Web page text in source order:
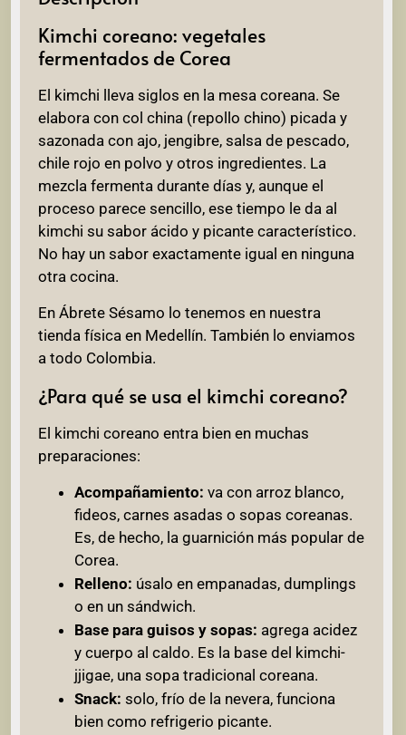
Kimchi coreano: vegetales
fermentados de Corea
El kimchi lleva siglos en la mesa coreana. Se
elabora con col china (repollo chino) picada y
sazonada con ajo, jengibre, salsa de pescado,
chile rojo en polvo y otros ingredientes. La
mezcla fermenta durante días y, aunque el
proceso parece sencillo, ese tiempo le da al
kimchi su sabor ácido y picante característico.
No hay un sabor exactamente igual en ninguna
otra cocina.
En Ábrete Sésamo lo tenemos en nuestra
tienda física en Medellín. También lo enviamos
a todo Colombia.
¿Para qué se usa el kimchi coreano?
El kimchi coreano entra bien en muchas
preparaciones:
Acompañamiento: va con arroz blanco,
fideos, carnes asadas o sopas coreanas.
Es, de hecho, la guarnición más popular de
Corea.
Relleno: úsalo en empanadas, dumplings
o en un sándwich.
Base para guisos y sopas: agrega acidez
y cuerpo al caldo. Es la base del kimchi-
jjigae, una sopa tradicional coreana.
Snack: solo, frío de la nevera, funciona
bien como refrigerio picante.